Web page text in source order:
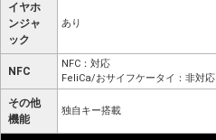
イヤホ
ンジャ
ック
あり
NFC
NFC：対応
FeliCa/おサイフケータイ：非対応
その他
機能
独自キー搭載